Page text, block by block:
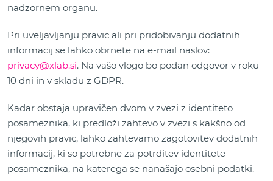
nadzornem organu.
Pri uveljavljanju pravic ali pri pridobivanju dodatnih
informacij se lahko obrnete na e-mail naslov:
privacy@xlab.si. Na vašo vlogo bo podan odgovor v roku
10 dni in v skladu z GDPR.
Kadar obstaja upravičen dvom v zvezi z identiteto
posameznika, ki predloži zahtevo v zvezi s kakšno od
njegovih pravic, lahko zahtevamo zagotovitev dodatnih
informacij, ki so potrebne za potrditev identitete
posameznika, na katerega se nanašajo osebni podatki.